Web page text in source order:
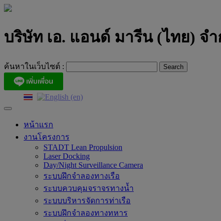
Skip
บริษัท เอ. แอนด์ มารีน (ไทย) จ
ค้นหาในเว็บไซต์ :
หน้าแรก
งานโครงการ
STADT Lean Propulsion
Laser Docking
Day/Night Surveillance Camera
ระบบฝึกจำลองทางเรือ
ระบบควบคุมจราจรทางน้ำ
ระบบบริหารจัดการท่าเรือ
ระบบฝึกจำลองทางทหาร